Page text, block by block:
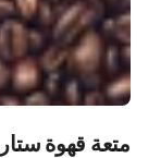
متعة قهوة